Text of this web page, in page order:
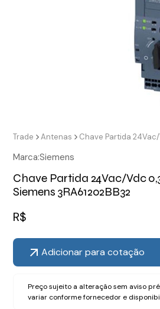
Trade Antenas
Marca:Siemens
Chave Partida 24Vac/Vdc
Siemens 3RA61202BB32
R$
Adicionar para cotação
Preço sujeito a alteração sem aviso
variar conforme fornecedor e